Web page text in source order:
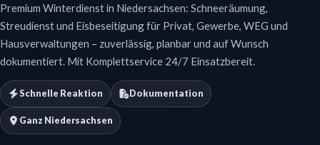
Premium Winterdienst in Niedersachsen: Schneeräumung,
Streudienst und Eisbeseitigung für Privat, Gewerbe, WEG und
Hausverwaltungen – zuverlässig, planbar und auf Wunsch
dokumentiert. Mit Komplettservice 24/7 Einsatzbereit.
Schnelle Reaktion Dokumentation
Ganz Niedersachsen